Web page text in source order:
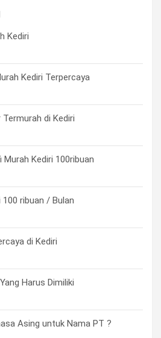
Kediri
Kediri Terpercaya
di Kediri
Kediri 100ribuan
ribuan / Bulan
di Kediri
Harus Dimiliki
Asing untuk Nama PT ?